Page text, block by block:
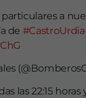
particulares a
de
las 22:15